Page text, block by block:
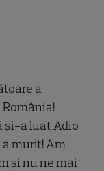
a
și-a luat Adio
a murit! Am
și nu ne mai